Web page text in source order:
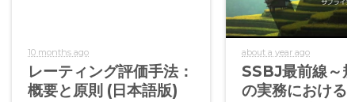
10 months ago
レーティング評価手法：
概要と原則 (日本語版)
about a year ago
SSBJ最前線～
の実務における